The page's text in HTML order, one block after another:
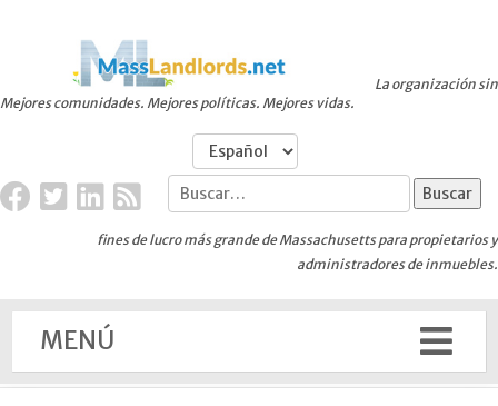
Mejores comunidades. Mejores políticas. Mejores vidas.
La organización sin
fines de lucro más grande de Massachusetts para propietarios y
administradores de inmuebles.
MENÚ